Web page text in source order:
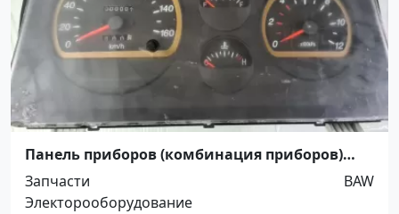
Панель приборов (комбинация приборов)
BAW 1065 Е 2 24v Краснодар
Запчасти
BAW
Электорооборудование